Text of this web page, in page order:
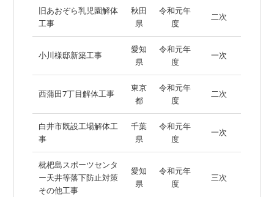
旧あおぞら乳児園解体
工事
秋田
県
令和元年
度
二次
小川様邸新築工事
愛知
県
令和元年
度
一次
西蒲田7丁目解体工事
東京
都
令和元年
度
二次
白井市既設工場解体工
事
千葉
県
令和元年
度
一次
枇杷島スポーツセンタ
ー天井等落下防止対策
その他工事
愛知
県
令和元年
度
三次